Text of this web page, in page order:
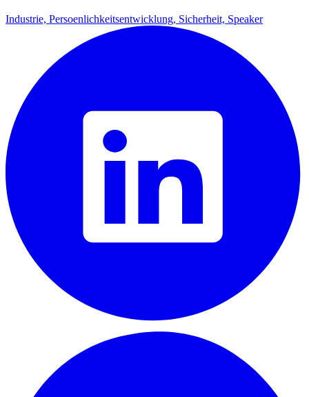
Industrie, Persoenlichkeitsentwicklung, Sicherheit, Speaker